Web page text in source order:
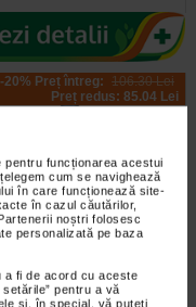
funcționarea acestui
cum se navighează
în care funcționează site-
în cazul căutărilor,
noștri folosesc
personalizată pe baza
a fi de acord cu aceste
pentru a vă
și, în special, vă puteți
-20% Preț întreg: 106.30 Lei
Preț redus: 85.04 Lei